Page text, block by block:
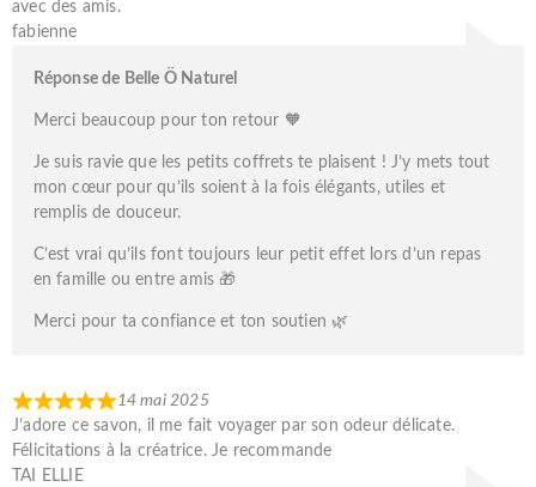
avec des amis.
fabienne
Réponse de Belle Ö Naturel
Merci beaucoup pour ton retour 🧡
Je suis ravie que les petits coffrets te plaisent ! J’y mets tout
mon cœur pour qu’ils soient à la fois élégants, utiles et
remplis de douceur.
C’est vrai qu’ils font toujours leur petit effet lors d’un repas
en famille ou entre amis 🎁
Merci pour ta confiance et ton soutien 🌿
14 mai 2025
J’adore ce savon, il me fait voyager par son odeur délicate.
Félicitations à la créatrice. Je recommande
TAI ELLIE